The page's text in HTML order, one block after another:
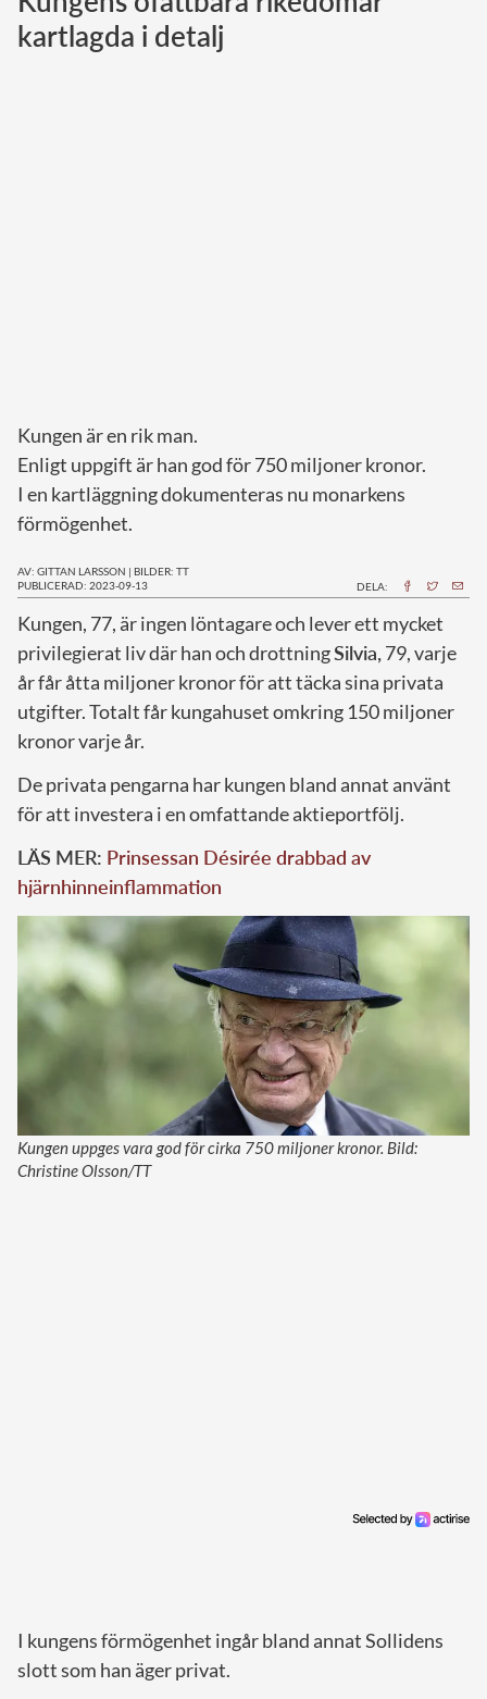
Norska kungahuset
kartlagda i detalj
Kungen är en rik man.
Enligt uppgift är han god för 750 miljoner kronor.
I en kartläggning dokumenteras nu monarkens
förmögenhet.
AV: GITTAN LARSSON | BILDER: TT
PUBLICERAD: 2023-09-13
DELA:
Kungen, 77, är ingen löntagare och lever ett mycket
privilegierat liv där han och drottningSilvia, 79, varje
år får åtta miljoner kronor för att täcka sina privata
utgifter. Totalt får kungahuset omkring 150 miljoner
kronor varje år.
De privata pengarna har kungen bland annat använt
för att investera i en omfattande aktieportfölj.
LÄS MER: Prinsessan Désirée drabbad av
hjärnhinneinflammation
Kungen uppges vara god för cirka 750 miljoner kronor. Bild:
Christine Olsson/TT
I kungens förmögenhet ingår bland annat Sollidens
slott som han äger privat.